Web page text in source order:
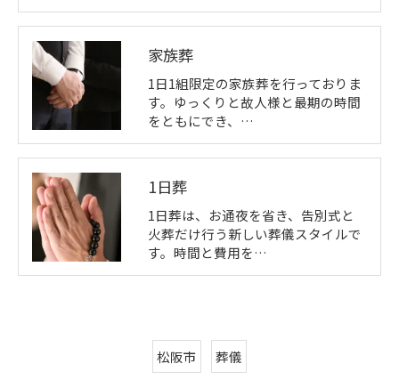
家族葬
1日1組限定の家族葬を行っておりま
す。ゆっくりと故人様と最期の時間
をともにでき、…
1日葬
1日葬は、お通夜を省き、告別式と
火葬だけ行う新しい葬儀スタイルで
す。時間と費用を…
松阪市 葬儀